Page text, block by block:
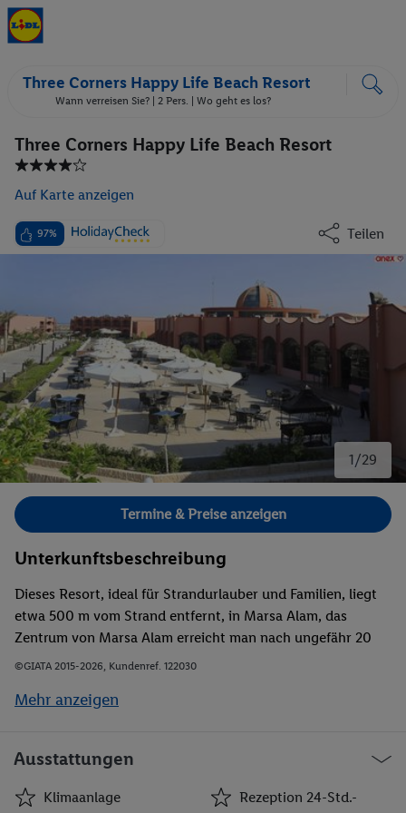
Three Corners Happy Life Beach Resort
Wann verreisen Sie? | 2 Pers. | Wo geht es los?
Three Corners Happy Life Beach Resort
Auf Karte anzeigen
97% Teilen
1/29
Bild 1 von 29.
Termine & Preise anzeigen
Unterkunftsbeschreibung
Dieses Resort, ideal für Strandurlauber und Familien, liegt
etwa 500 m vom Strand entfernt, in Marsa Alam, das
Zentrum von Marsa Alam erreicht man nach ungefähr 20
km. Der nächste Flughafen ist Marsa Alam (RMF) und
©GIATA 2015-2026, Kundenref. 122030
Mehr anzeigen
Ausstattungen
Klimaanlage
Rezeption 24-Std.-